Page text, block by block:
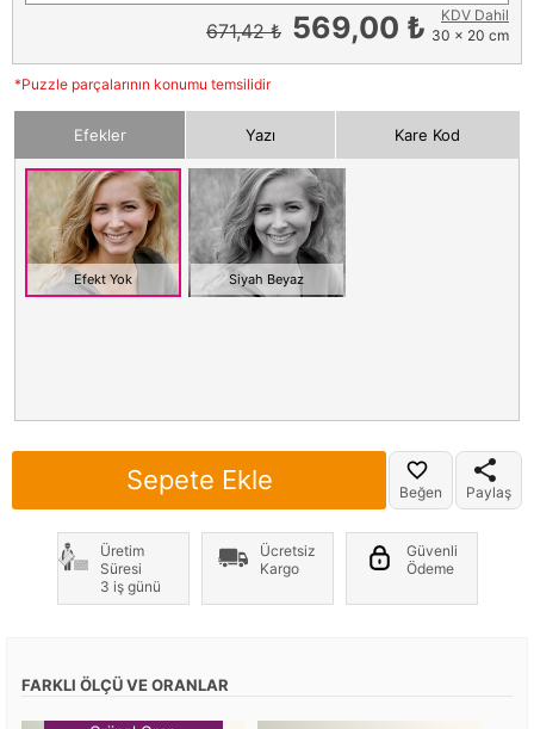
671,42 ₺ 569,00 ₺
KDV Dahil
30 x 20 cm
*Puzzle parçalarının konumu temsilidir
Efekler Yazı Kare Kod
Efekt Yok Siyah Beyaz
Sepete Ekle Beğen Paylaş
Üretim
Süresi
3 iş günü
Ücretsiz
Kargo
Güvenli
Ödeme
FARKLI ÖLÇÜ VE ORANLAR